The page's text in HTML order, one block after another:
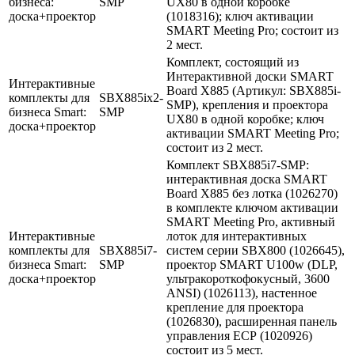
доска+проектор
(1018316); ключ активации
SMART Meeting Pro; состоит из
2 мест.
Интерактивные
комплекты для
бизнеса Smart:
доска+проектор
SBX885ix2-
SMP
Комплект, состоящий из
Интерактивной доски SMART
Board X885 (Артикул: SBX885i-
SMP), крепления и проектора
UX80 в одной коробке; ключ
активации SMART Meeting Pro;
состоит из 2 мест.
Интерактивные
комплекты для
бизнеса Smart:
доска+проектор
SBX885i7-
SMP
Комплект SBX885i7-SMP:
интерактивная доска SMART
Board X885 без лотка (1026270)
в комплекте ключом активации
SMART Meeting Pro, активный
лоток для интерактивных
систем серии SBX800 (1026645),
проектор SMART U100w (DLP,
ультракороткофокусный, 3600
ANSI) (1026113), настенное
крепление для проектора
(1026830), расширенная панель
управления ЕСР (1020926)
состоит из 5 мест.